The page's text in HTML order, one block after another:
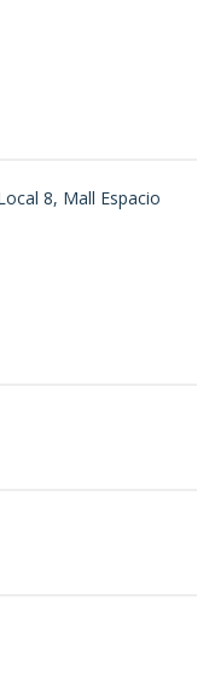
8, Mall Espacio